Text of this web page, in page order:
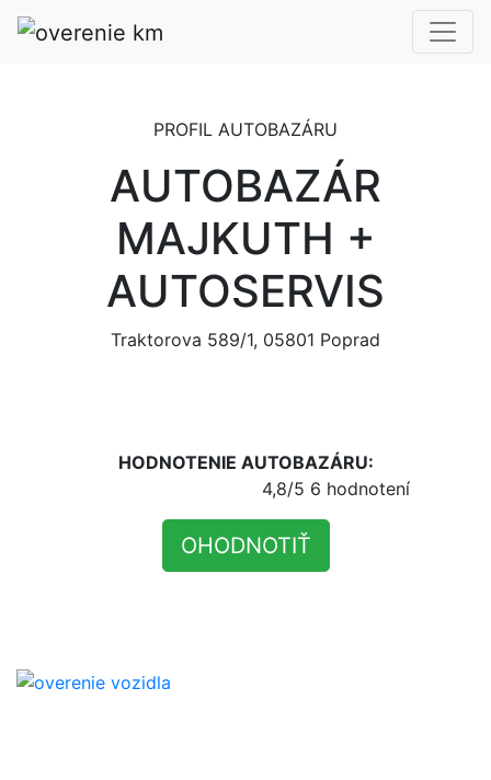
PROFIL AUTOBAZÁRU
AUTOBAZÁR
MAJKUTH +
AUTOSERVIS
Traktorova 589/1, 05801 Poprad
HODNOTENIE AUTOBAZÁRU:
4,8/5 6 hodnotení
OHODNOTIŤ